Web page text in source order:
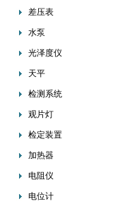
差压表
水泵
光泽度仪
天平
检测系统
观片灯
检定装置
加热器
电阻仪
电位计